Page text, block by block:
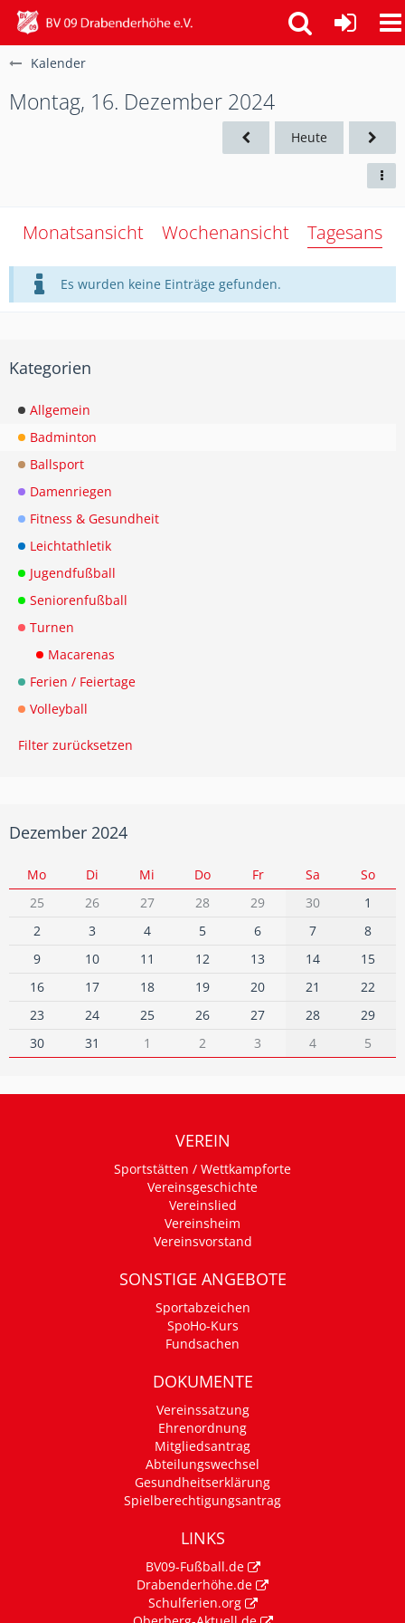
Kalender
Montag, 16. Dezember 2024
Heute
Monatsansicht Wochenansicht
Es wurden keine Einträge gefunden.
Kategorien
Allgemein
Badminton
Ballsport
Damenriegen
Fitness & Gesundheit
Leichtathletik
Jugendfußball
Seniorenfußball
Turnen
Macarenas
Ferien / Feiertage
Volleyball
Filter zurücksetzen
Dezember 2024
Mo Di Mi Do Fr Sa
So
25
26 27 28 29 30
1
2
3 4 5 6 7
8
9
10 11 12 13 14
15
16
17 18 19 20 21
22
23
24 25 26 27 28
29
30
31 1 2 3 4 5
VEREIN
Sportstätten / Wettkampforte
Vereinsgeschichte
Vereinslied
Vereinsheim
Vereinsvorstand
SONSTIGE ANGEBOTE
Sportabzeichen
SpoHo-Kurs
Fundsachen
DOKUMENTE
Vereinssatzung
Ehrenordnung
Mitgliedsantrag
Abteilungswechsel
Gesundheitserklärung
Spielberechtigungsantrag
LINKS
BV09-Fußball.de
Drabenderhöhe.de
Schulferien.org